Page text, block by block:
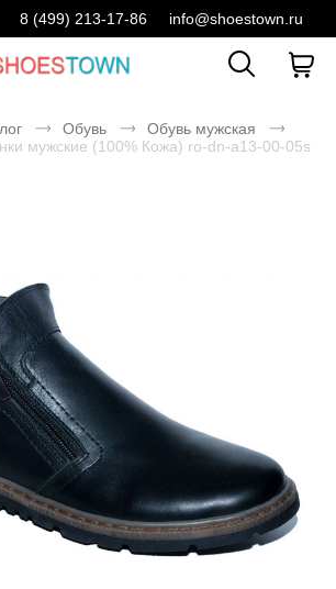
8 (499) 213-17-86 info@shoestown.ru
Обувь
Обувь мужская
мужские (100% Кожа) ro-dn-a13-00-05s